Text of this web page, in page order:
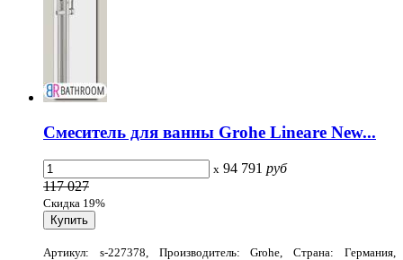
Смеситель для ванны Grohe Lineare New...
x 94 791 руб
117 027
Скидка 19%
Артикул: s-227378, Производитель: Grohe, Страна: Германия,